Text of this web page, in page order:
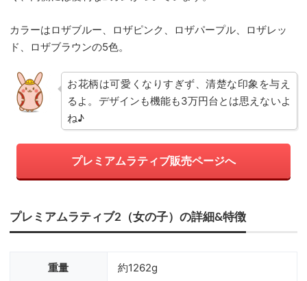
カラーはロザブルー、ロザピンク、ロザパープル、ロザレッ
ド、ロザブラウンの5色。
お花柄は可愛くなりすぎず、清楚な印象を与え
るよ。デザインも機能も3万円台とは思えないよ
ね♪
プレミアムラティブ販売ページへ
プレミアムラティブ2（女の子）の詳細&特徴
重量 約1262g